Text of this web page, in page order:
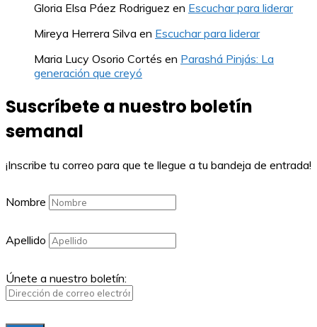
Gloria Elsa Páez Rodriguez en Escuchar para liderar
Mireya Herrera Silva en Escuchar para liderar
Maria Lucy Osorio Cortés en Parashá Pinjás: La
generación que creyó
Suscríbete a nuestro boletín
semanal
¡Inscribe tu correo para que te llegue a tu bandeja de entrada!
Nombre
Apellido
Únete a nuestro boletín: